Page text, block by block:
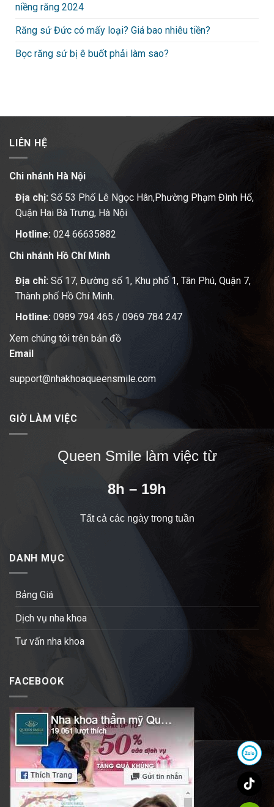
niềng răng 2024
Răng sứ Đức có mấy loại? Giá bao nhiêu tiền?
Bọc răng sứ bị ê buốt phải làm sao?
LIÊN HỆ
Chi nhánh Hà Nội
Địa chị: Số 53 Phố Lê Ngọc Hân,Phường Phạm Đình Hổ,
Quận Hai Bà Trưng, Hà Nội
Hotline: 024 66635882
Chi nhánh Hồ Chí Minh
Địa chỉ: Số 17, Đường số 1, Khu phố 1, Tân Phú, Quận 7,
Thành phố Hồ Chí Minh.
Hotline: 0989 794 465 / 0969 784 247
Xem chúng tôi trên bản đồ
Email
support@nhakhoaqueensmile.com
GIỜ LÀM VIỆC
Queen Smile làm việc từ
8h – 19h
Tất cả các ngày trong tuần
DANH MỤC
Bảng Giá
Dịch vụ nha khoa
Tư vấn nha khoa
FACEBOOK